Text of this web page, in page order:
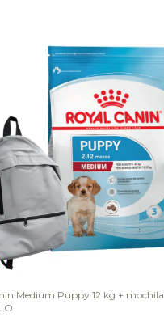
Medium Puppy 12 kg +